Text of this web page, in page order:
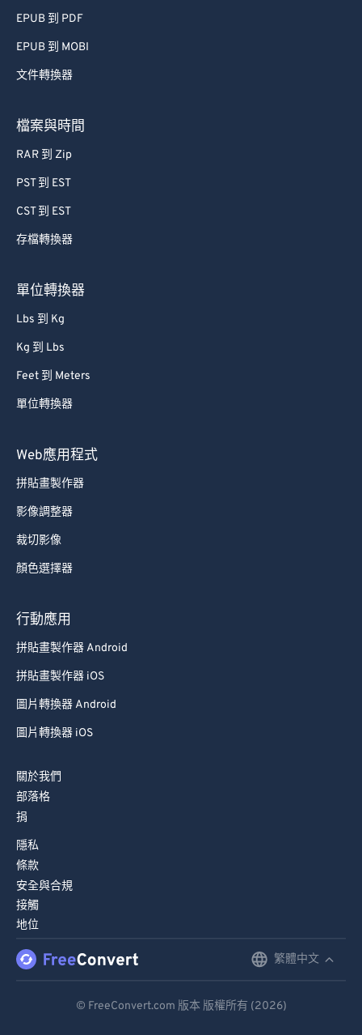
EPUB 到 PDF
EPUB 到 MOBI
文件轉換器
檔案與時間
RAR 到 Zip
PST 到 EST
CST 到 EST
存檔轉換器
單位轉換器
Lbs 到 Kg
Kg 到 Lbs
Feet 到 Meters
單位轉換器
Web應用程式
拼貼畫製作器
影像調整器
裁切影像
顏色選擇器
行動應用
拼貼畫製作器 Android
拼貼畫製作器 iOS
圖片轉換器 Android
圖片轉換器 iOS
關於我們
部落格
捐
隱私
條款
安全與合規
接觸
地位
繁體中文
© FreeConvert.com 版本 版權所有 (2026)